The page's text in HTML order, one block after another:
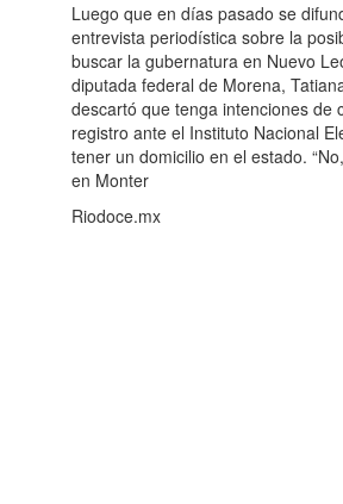
Luego que en días pasado se
entrevista periodística sobre la
buscar la gubernatura en Nuevo
diputada federal de Morena,
descartó que tenga intenciones de
registro ante el Instituto Nacional
tener un domicilio en el estado.
en Monter
Riodoce.mx